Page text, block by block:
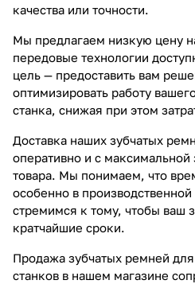
качества или точности.
Мы предлагаем низкую цену
передовые технологии
цель — предоставить вам
оптимизировать работу
станка, снижая при этом
Доставка наших зубчатых
оперативно и с максимальной
товара. Мы понимаем, что
особенно в
стремимся к тому, чтобы ваш
кратчайшие сроки.
Продажа зубчатых ремней
станков в нашем магазине